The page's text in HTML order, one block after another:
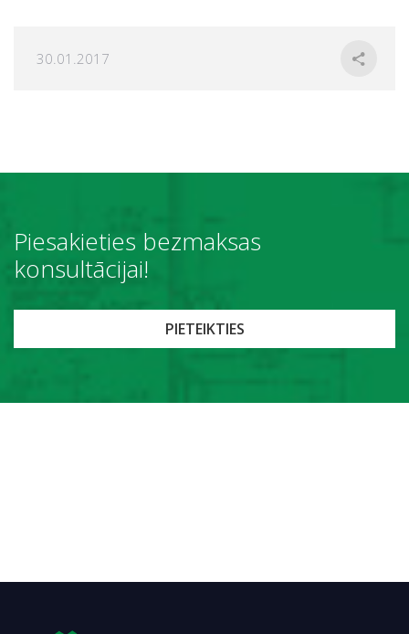
30.01.2017
Piesakieties bezmaksas
konsultācijai!
PIETEIKTIES